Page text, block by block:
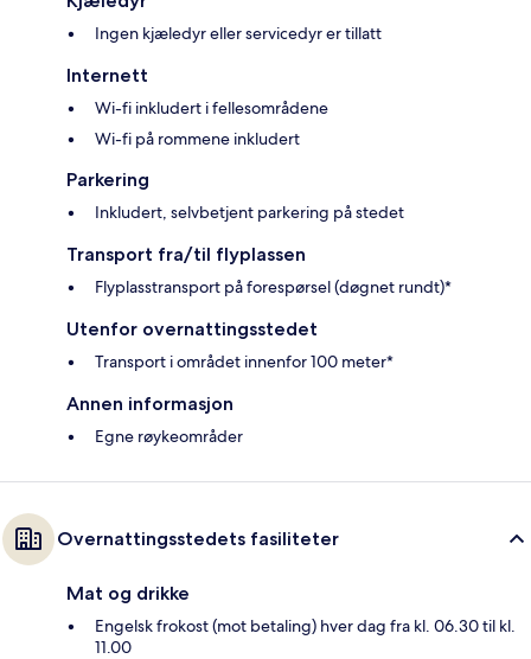
Ingen kjæledyr eller servicedyr er tillatt
Internett
Wi-fi inkludert i fellesområdene
Wi-fi på rommene inkludert
Parkering
Inkludert, selvbetjent parkering på stedet
Transport fra/til flyplassen
Flyplasstransport på forespørsel (døgnet rundt)*
Utenfor overnattingsstedet
Transport i området innenfor 100 meter*
Annen informasjon
Egne røykeområder
Overnattingsstedets fasiliteter
Mat og drikke
Engelsk frokost (mot betaling) hver dag fra kl. 06.30 til kl.
11.00